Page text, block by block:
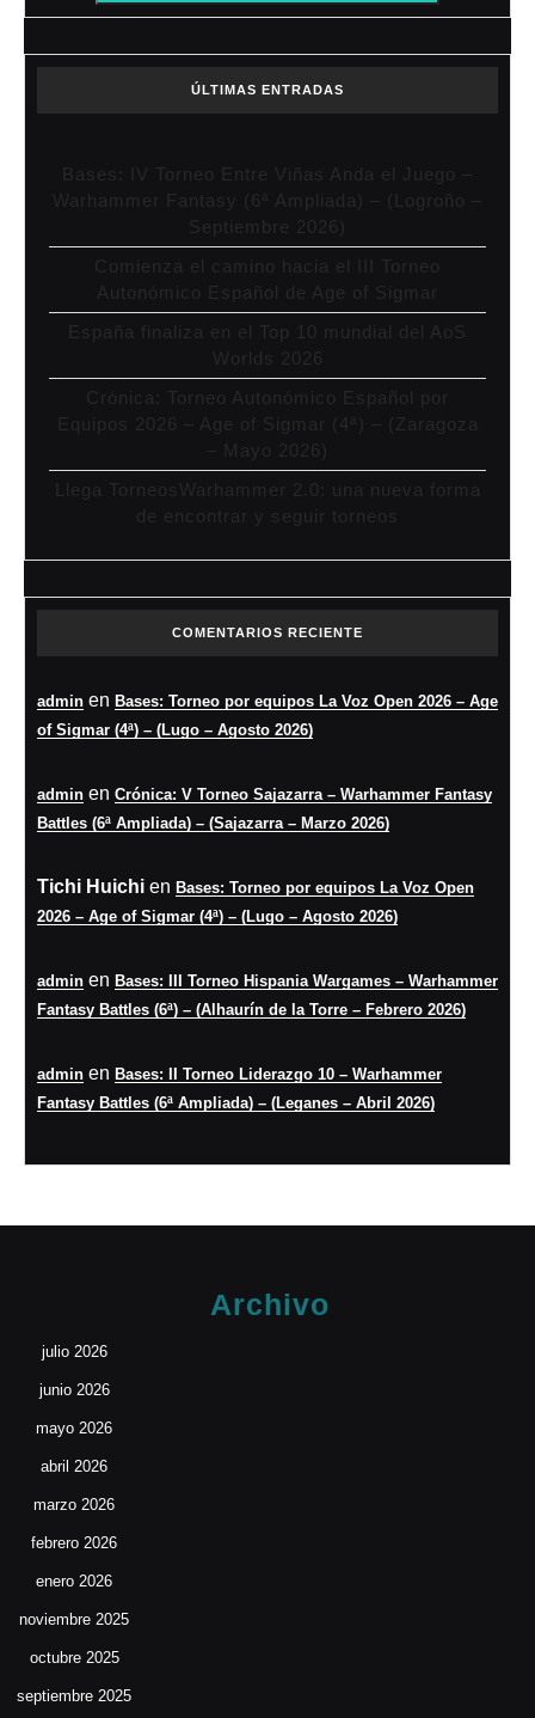
ÚLTIMAS ENTRADAS
Bases: IV Torneo Entre Viñas Anda el Juego –
Warhammer Fantasy (6ª Ampliada) – (Logroño –
Septiembre 2026)
Comienza el camino hacia el III Torneo
Autonómico Español de Age of Sigmar
España finaliza en el Top 10 mundial del AoS
Worlds 2026
Crónica: Torneo Autonómico Español por
Equipos 2026 – Age of Sigmar (4ª) – (Zaragoza
– Mayo 2026)
Llega TorneosWarhammer 2.0: una nueva forma
de encontrar y seguir torneos
COMENTARIOS RECIENTE
admin en Bases: Torneo por equipos La Voz Open 2026 – Age
of Sigmar (4ª) – (Lugo – Agosto 2026)
admin en Crónica: V Torneo Sajazarra – Warhammer Fantasy
Battles (6ª Ampliada) – (Sajazarra – Marzo 2026)
Tichi Huichi en Bases: Torneo por equipos La Voz Open
2026 – Age of Sigmar (4ª) – (Lugo – Agosto 2026)
admin en Bases: III Torneo Hispania Wargames – Warhammer
Fantasy Battles (6ª) – (Alhaurín de la Torre – Febrero 2026)
admin en Bases: II Torneo Liderazgo 10 – Warhammer
Fantasy Battles (6ª Ampliada) – (Leganes – Abril 2026)
Archivo
julio 2026
junio 2026
mayo 2026
abril 2026
marzo 2026
febrero 2026
enero 2026
noviembre 2025
octubre 2025
septiembre 2025